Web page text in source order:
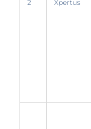
2 Xpertus